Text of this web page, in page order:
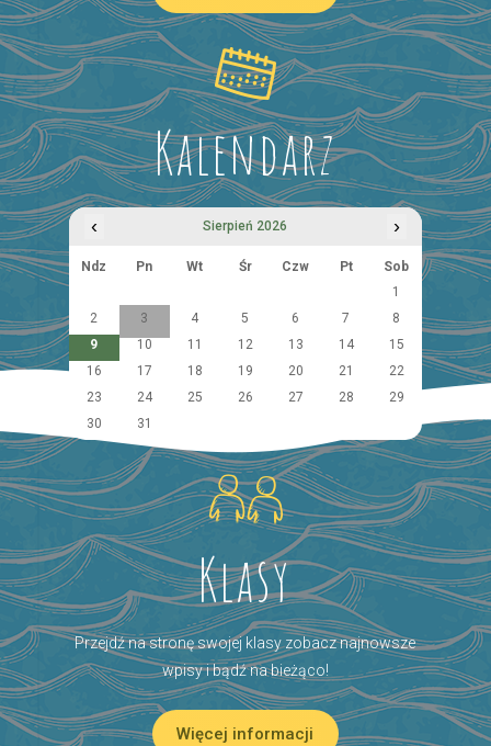
Kalendarz
‹ Sierpień 2026 ›
Ndz Pn Wt Śr Czw Pt
Sob
1
2
3 4 5 6 7
8
9
10 11 12 13 14
15
16
17 18 19 20 21
22
23
24 25 26 27 28
29
30
31
Klasy
Przejdź na stronę swojej klasy zobacz najnowsze
wpisy i bądź na bieżąco!
Więcej informacji